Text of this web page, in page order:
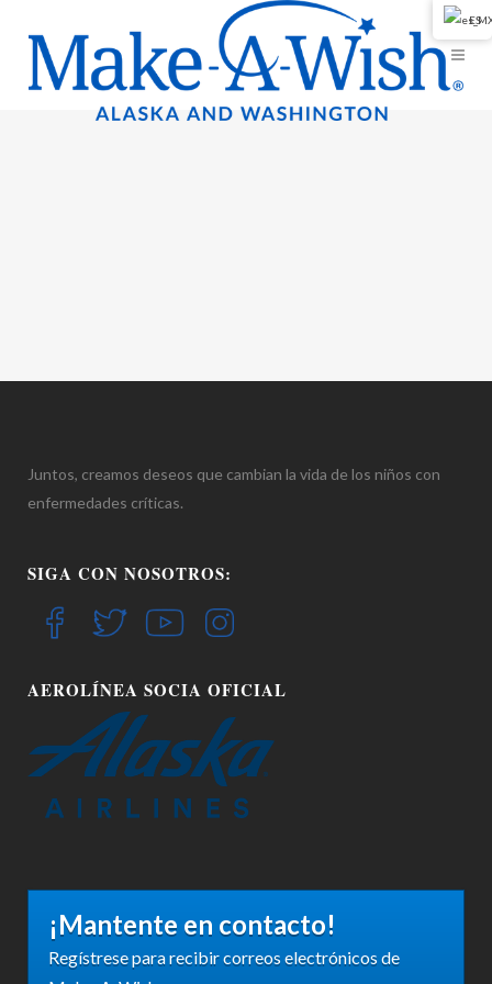
Juntos, creamos deseos que cambian la vida de los niños con
enfermedades críticas.
SIGA CON NOSOTROS:
AEROLÍNEA SOCIA OFICIAL
¡Mantente en contacto!
Regístrese para recibir correos electrónicos de
ES